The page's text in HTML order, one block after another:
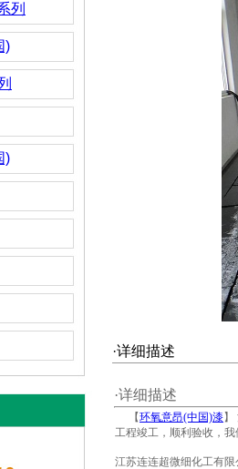
列
)
)
·详细描述
·详细描述
【环氧意昂(中国)漆
工程竣工，顺利验收，
江苏连连超微细化工有